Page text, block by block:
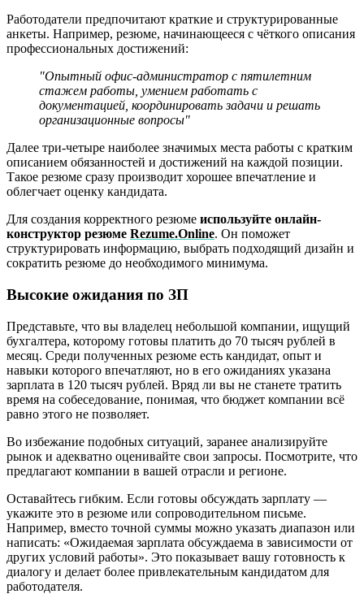
Работодатели предпочитают краткие и структурированные
анкеты. Например, резюме, начинающееся с чёткого описания
профессиональных достижений:
"Опытный офис-администратор с пятилетним
стажем работы, умением работать с
документацией, координировать задачи и решать
организационные вопросы"
Далее три-четыре наиболее значимых места работы с кратким
описанием обязанностей и достижений на каждой позиции.
Такое резюме сразу производит хорошее впечатление и
облегчает оценку кандидата.
Для создания корректного резюме используйте онлайн-
конструктор резюме Rezume.Online. Он поможет
структурировать информацию, выбрать подходящий дизайн и
сократить резюме до необходимого минимума.
Высокие ожидания по ЗП
Представьте, что вы владелец небольшой компании, ищущий
бухгалтера, которому готовы платить до 70 тысяч рублей в
месяц. Среди полученных резюме есть кандидат, опыт и
навыки которого впечатляют, но в его ожиданиях указана
зарплата в 120 тысяч рублей. Вряд ли вы не станете тратить
время на собеседование, понимая, что бюджет компании всё
равно этого не позволяет.
Во избежание подобных ситуаций, заранее анализируйте
рынок и адекватно оценивайте свои запросы. Посмотрите, что
предлагают компании в вашей отрасли и регионе.
Оставайтесь гибким. Если готовы обсуждать зарплату —
укажите это в резюме или сопроводительном письме.
Например, вместо точной суммы можно указать диапазон или
написать: «Ожидаемая зарплата обсуждаема в зависимости от
других условий работы». Это показывает вашу готовность к
диалогу и делает более привлекательным кандидатом для
работодателя.